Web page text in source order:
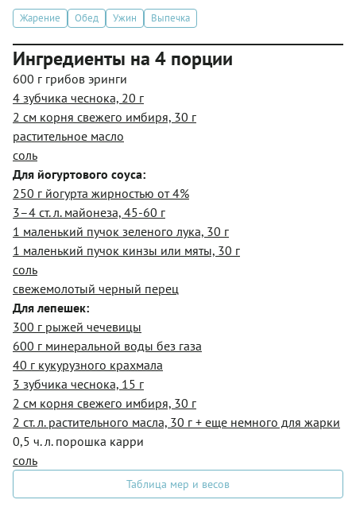
Жарение Обед Ужин Выпечка
Ингредиенты на 4 порции
600 г грибов эринги
4 зубчика чеснока, 20 г
2 см корня свежего имбиря, 30 г
растительное масло
соль
Для йогуртового соуса:
250 г йогурта жирностью от 4%
3–4 ст. л. майонеза, 45-60 г
1 маленький пучок зеленого лука, 30 г
1 маленький пучок кинзы или мяты, 30 г
соль
свежемолотый черный перец
Для лепешек:
300 г рыжей чечевицы
600 г минеральной воды без газа
40 г кукурузного крахмала
3 зубчика чеснока, 15 г
2 см корня свежего имбиря, 30 г
2 ст. л. растительного масла, 30 г + еще немного для жарки
0,5 ч. л. порошка карри
соль
Таблица мер и весов